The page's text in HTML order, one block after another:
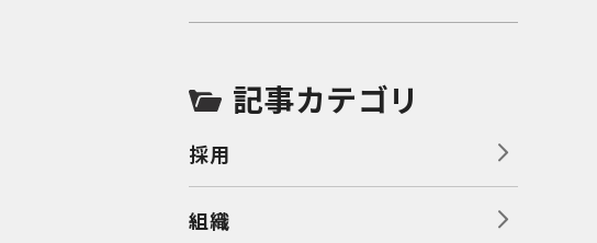
記事カテゴリ
採用
組織